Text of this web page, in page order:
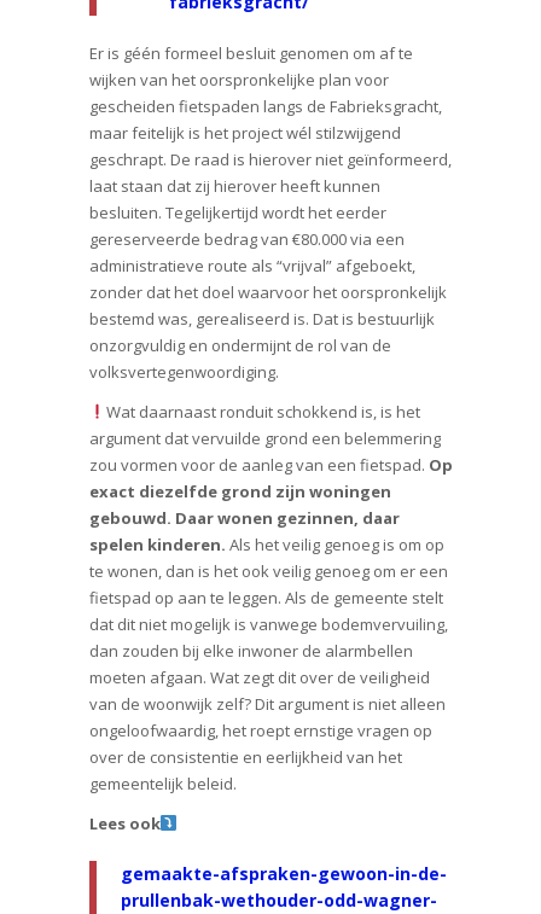
Er is géén formeel besluit genomen om af te
wijken van het oorspronkelijke plan voor
gescheiden fietspaden langs de Fabrieksgracht,
maar feitelijk is het project wél stilzwijgend
geschrapt. De raad is hierover niet geïnformeerd,
laat staan dat zij hierover heeft kunnen
besluiten. Tegelijkertijd wordt het eerder
gereserveerde bedrag van €80.000 via een
administratieve route als “vrijval” afgeboekt,
zonder dat het doel waarvoor het oorspronkelijk
bestemd was, gerealiseerd is. Dat is bestuurlijk
onzorgvuldig en ondermijnt de rol van de
volksvertegenwoordiging.
Wat daarnaast ronduit schokkend is, is het
argument dat vervuilde grond een belemmering
zou vormen voor de aanleg van een fietspad. Op
exact diezelfde grond zijn woningen
gebouwd. Daar wonen gezinnen, daar
spelen kinderen. Als het veilig genoeg is om op
te wonen, dan is het ook veilig genoeg om er een
fietspad op aan te leggen. Als de gemeente stelt
dat dit niet mogelijk is vanwege bodemvervuiling,
dan zouden bij elke inwoner de alarmbellen
moeten afgaan. Wat zegt dit over de veiligheid
van de woonwijk zelf? Dit argument is niet alleen
ongeloofwaardig, het roept ernstige vragen op
over de consistentie en eerlijkheid van het
gemeentelijk beleid.
Lees ook
gemaakte-afspraken-gewoon-in-de-
prullenbak-wethouder-odd-wagner-